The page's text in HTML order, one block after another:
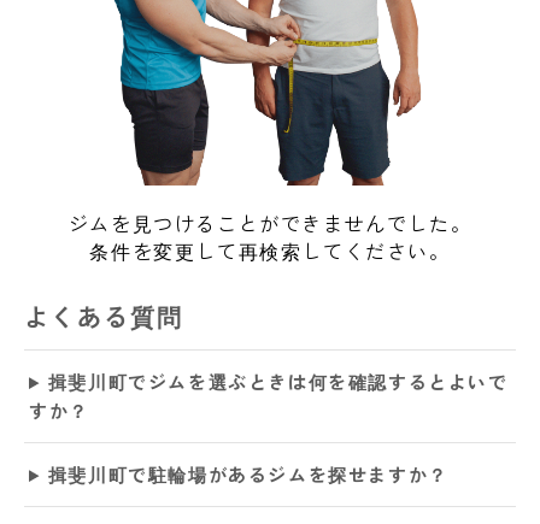
ジムを見つけることができませんでした。
条件を変更して再検索してください。
よくある質問
揖斐川町でジムを選ぶときは何を確認するとよいで
すか？
揖斐川町で駐輪場があるジムを探せますか？